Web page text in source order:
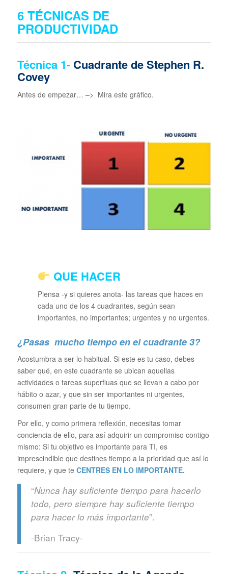
6 TÉCNICAS DE
PRODUCTIVIDAD
Técnica 1-Cuadrante de Stephen R.
Covey
Antes de empezar… –> Mira este gráfico.
QUE HACER
Piensa -y si quieres anota- las tareas que haces en
cada uno de los 4 cuadrantes, según sean
importantes, no importantes; urgentes y no urgentes.
¿Pasas mucho tiempo en el cuadrante 3?
Acostumbra a ser lo habitual. Si este es tu caso, debes
saber qué, en este cuadrante se ubican aquellas
actividades o tareas superfluas que se llevan a cabo por
hábito o azar, y que sin ser importantes ni urgentes,
consumen gran parte de tu tiempo.
Por ello, y como primera reflexión, necesitas tomar
conciencia de ello, para así adquirir un compromiso contigo
mismo: Si tu objetivo es importante para TI, es
imprescindible que destines tiempo a la prioridad que así lo
requiere, y que te CENTRES EN LO IMPORTANTE.
“Nunca hay suficiente tiempo para hacerlo
todo, pero siempre hay suficiente tiempo
para hacer lo más importante”.
-Brian Tracy-